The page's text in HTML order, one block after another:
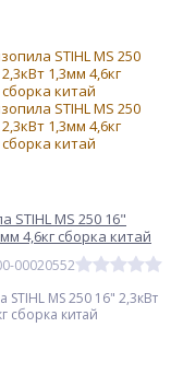
STIHL MS 250 16"
4,6кг сборка китай
00020552
STIHL MS 250 16" 2,3кВт
сборка китай